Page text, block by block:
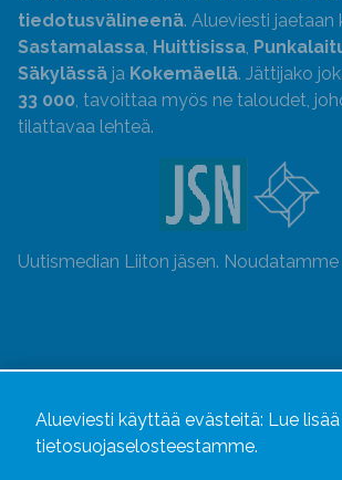
tiedotusvälineenä. Alueviesti jaetaan
Sastamalassa, Huittisissa,
Säkylässä ja Kokemäellä. Jättijako
33 000, tavoittaa myös ne taloudet,
tilattavaa lehteä.
Uutismedian Liiton jäsen. Noudatamme
Alueviesti käyttää evästeitä: Lue lisää
tietosuojaselosteestamme.